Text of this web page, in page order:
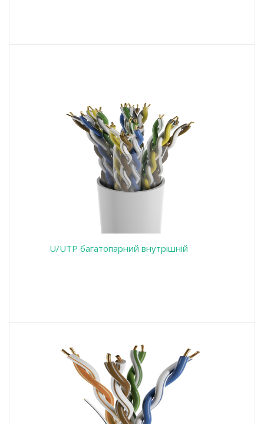
U/UTP багатопарний внутрішній